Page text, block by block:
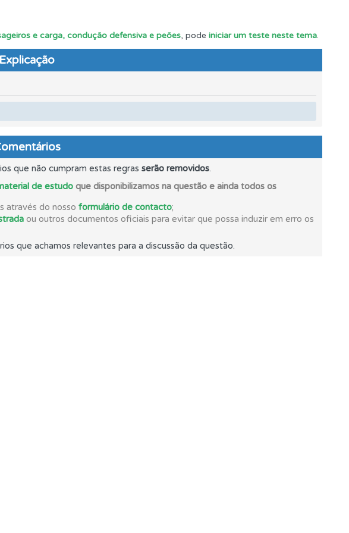
respondeu.
o seu!
e carga, condução defensiva e peões, pode iniciar um teste neste tema.
Explicação
que não cumpram estas regras serão removidos.
de estudo que disponibilizamos na questão e ainda todos os
através do nosso formulário de contacto;
ou outros documentos oficiais para evitar que possa induzir em erro os
que achamos relevantes para a discussão da questão.